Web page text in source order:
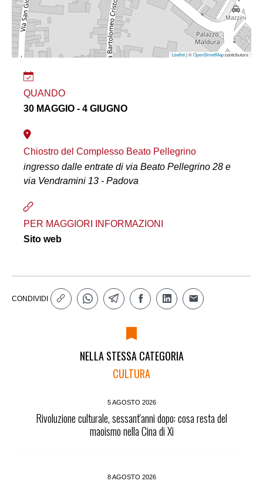
Leaflet| ©OpenStreetMapcontributors
QUANDO
30 MAGGIO - 4 GIUGNO
Chiostro del Complesso Beato Pellegrino
ingresso dalle entrate di via Beato Pellegrino 28 e
via Vendramini 13 - Padova
PER MAGGIORI INFORMAZIONI
Sito web
CONDIVIDI
NELLA STESSA CATEGORIA
CULTURA
5 AGOSTO 2026
Rivoluzione culturale, sessant'anni dopo: cosa resta del
maoismo nella Cina di Xi
8 AGOSTO 2026